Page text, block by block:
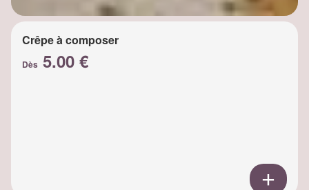
Crêpe à composer
Dès 5.00 €